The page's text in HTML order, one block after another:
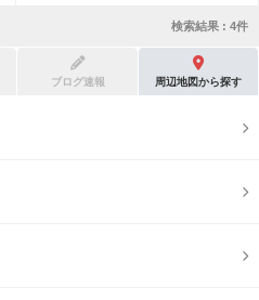
検索結果 : 4件
ブログ速報 周辺地図から探す